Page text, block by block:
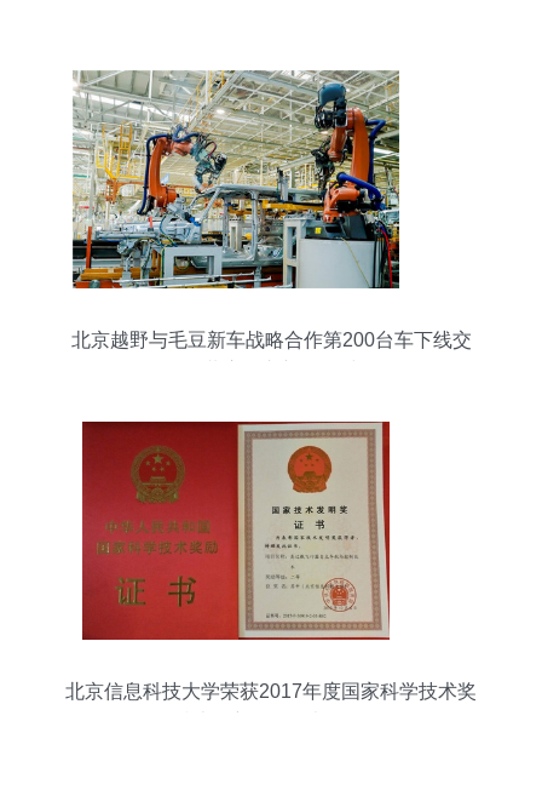
北京越野与毛豆新车战略合作第200台车下线交
北京信息科技大学荣获2017年度国家科学技术奖